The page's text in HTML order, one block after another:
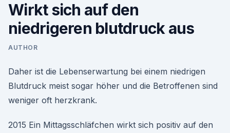
Wirkt sich auf den
niedrigeren blutdruck aus
AUTHOR
Daher ist die Lebenserwartung bei einem niedrigen
Blutdruck meist sogar höher und die Betroffenen sind
weniger oft herzkrank.
2015 Ein Mittagsschläfchen wirkt sich positiv auf den